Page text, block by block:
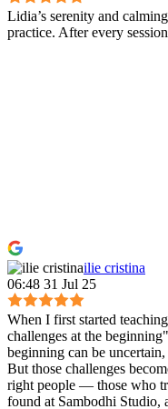
Lidia’s serenity and
practice. After every
ilie cristina
06:48 31 Jul 25
When I first started
challenges at the
beginning can be
But those challenges
right people — those who
found at Sambodhi Studio,